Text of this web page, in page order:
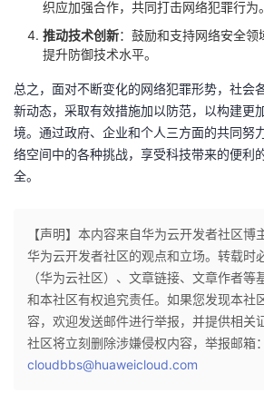
验
收
藏
议
织应加强合作，共同打击网络犯罪行为。
推动技术创新：鼓励和支持网络安全
提升防御技术水平。
总之，面对不断变化的网络犯罪形势，社会
新动态，采取有效措施加以防范，以构建更
境。通过政府、企业和个人三方面的共同努
络空间中的各种挑战，享受科技带来的便利
全。
【声明】本内容来自华为云开发者社区博
华为云开发者社区的观点和立场。转载时
（华为云社区）、文章链接、文章作者等
和本社区有权追究责任。如果您发现本社
容，欢迎发送邮件进行举报，并提供相关
社区将立刻删除涉嫌侵权内容，举报邮箱：
cloudbbs@huaweicloud.com